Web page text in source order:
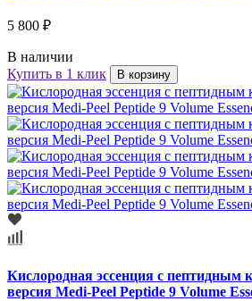
5 800 ₽
В наличии
Купить в 1 клик
В корзину
Кислородная эссенция с пептидным
версия Medi-Peel Peptide 9 Volume